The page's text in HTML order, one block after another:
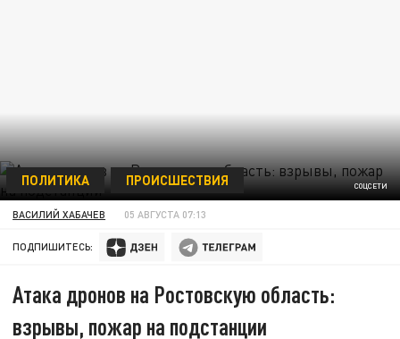
СОЦСЕТИ
ПОЛИТИКА ПРОИСШЕСТВИЯ
ВАСИЛИЙ ХАБАЧЕВ 05 АВГУСТА 07:13
ПОДПИШИТЕСЬ:
Атака дронов на Ростовскую область:
взрывы, пожар на подстанции